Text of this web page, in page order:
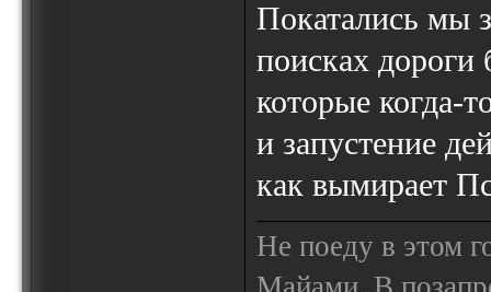
Покатались мы
поисках дороги
которые когда-
и запустение
как вымирает
Не поеду в этом